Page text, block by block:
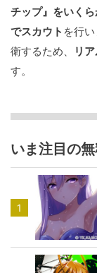
チップ』をいく
でスカウト を行
衛するため、
リ
す。
いま注目の無
1